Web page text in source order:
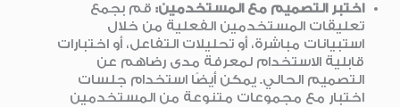
اختبر التصميم مع المستخدمين: قم بجمع
تعليقات المستخدمين الفعلية من خلال
استبيانات مباشرة، أو تحليلات التفاعل، أو اختبارات
قابلية الاستخدام لمعرفة مدى رضاهم عن
التصميم الحالي. يمكن أيضًا استخدام جلسات
اختبار مع مجموعات متنوعة من المستخدمين